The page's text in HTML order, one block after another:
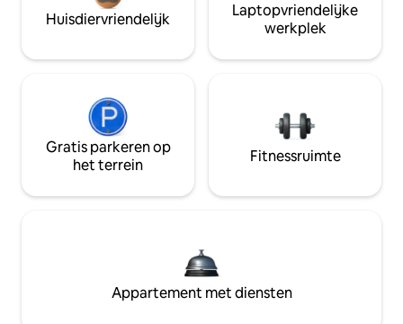
Huisdiervriendelijk
Laptopvriendelijke
werkplek
Gratis parkeren op
het terrein
Fitnessruimte
Appartement met diensten